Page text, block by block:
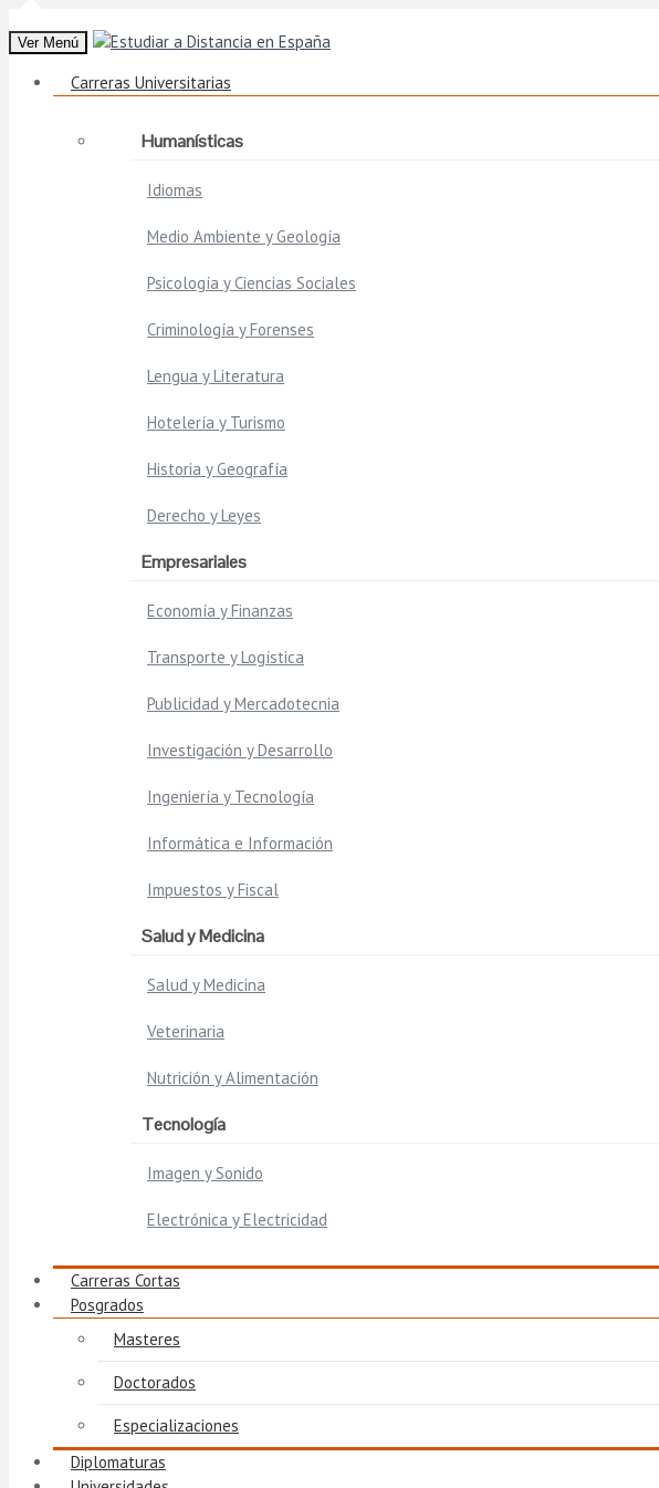
Ver Menú
Carreras Universitarias
Humanísticas
Idiomas
Medio Ambiente y Geología
Psicología y Ciencias Sociales
Criminología y Forenses
Lengua y Literatura
Hotelería y Turismo
Historia y Geografía
Derecho y Leyes
Empresariales
Economía y Finanzas
Transporte y Logística
Publicidad y Mercadotecnia
Investigación y Desarrollo
Ingeniería y Tecnología
Informática e Información
Impuestos y Fiscal
Salud y Medicina
Salud y Medicina
Veterinaria
Nutrición y Alimentación
Tecnología
Imagen y Sonido
Electrónica y Electricidad
Carreras Cortas
Posgrados
Masteres
Doctorados
Especializaciones
Diplomaturas